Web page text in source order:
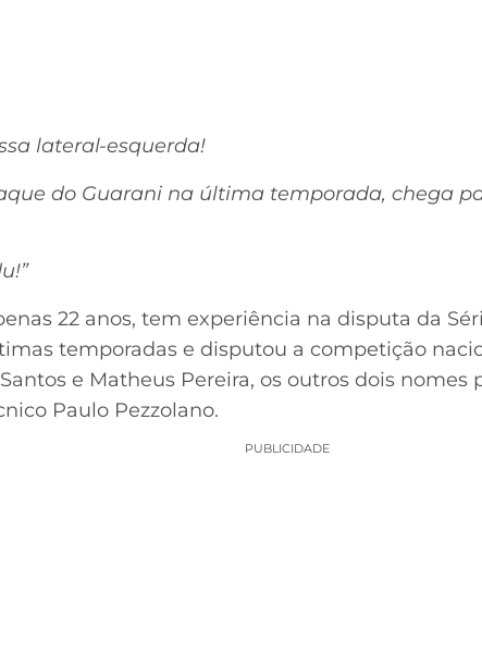
lateral-esquerda!
do Guarani na última temporada, chega
22 anos, tem experiência na disputa da
temporadas e disputou a competição
e Matheus Pereira, os outros dois nomes
Paulo Pezzolano.
PUBLICIDADE